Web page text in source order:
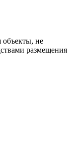
объекты, не
размещения